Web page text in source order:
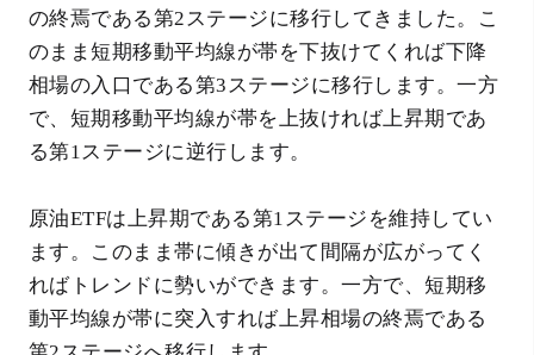
の終焉である第2ステージに移行してきました。こ
のまま短期移動平均線が帯を下抜けてくれば下降
相場の入口である第3ステージに移行します。一方
で、短期移動平均線が帯を上抜ければ上昇期であ
る第1ステージに逆行します。
原油ETFは上昇期である第1ステージを維持してい
ます。このまま帯に傾きが出て間隔が広がってく
ればトレンドに勢いができます。一方で、短期移
動平均線が帯に突入すれば上昇相場の終焉である